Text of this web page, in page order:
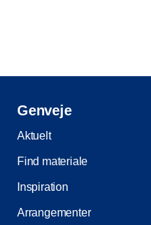
Genveje
Aktuelt
Find materiale
Inspiration
Arrangementer